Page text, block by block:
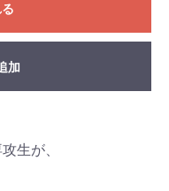
加
生が、